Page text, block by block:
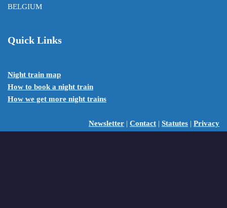
BELGIUM
Quick Links
Night train map
How to book a night train
How we get more night trains
Newsletter | Contact | Statutes | Privacy